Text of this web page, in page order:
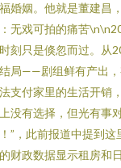
婚姻。他就是董建昌
无戏可拍的痛苦
刻只是倏忽而过。从
局——剧组鲜有产出，
支付家里的生活开销
没有选择，但光有事
”，此前报道中提到
财政数据显示租房和